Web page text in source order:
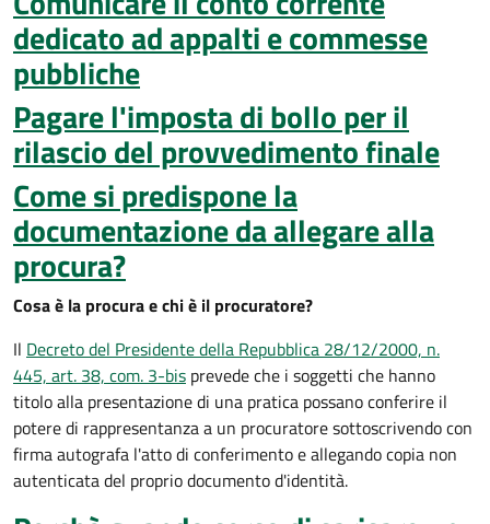
dedicato ad appalti e commesse
pubbliche
Pagare l'imposta di bollo per il
rilascio del provvedimento finale
Come si predispone la
documentazione da allegare alla
procura?
Cosa è la procura e chi è il procuratore?
Il Decreto del Presidente della Repubblica 28/12/2000, n.
445, art. 38, com. 3-bis prevede che i soggetti che hanno
titolo alla presentazione di una pratica possano conferire il
potere di rappresentanza a un procuratore sottoscrivendo con
firma autografa l'atto di conferimento e allegando copia non
autenticata del proprio documento d'identità.